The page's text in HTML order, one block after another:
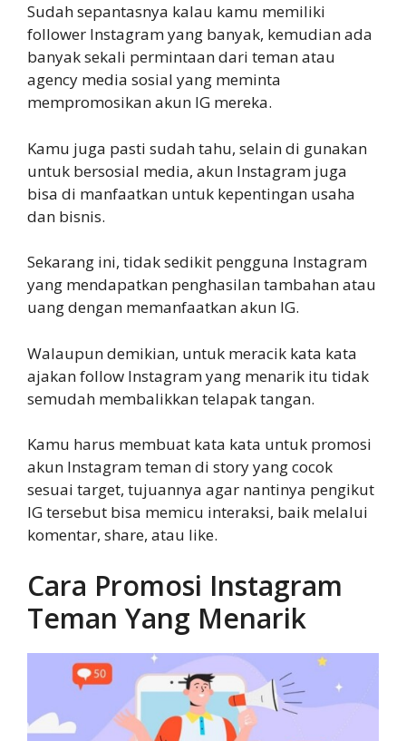
Sudah sepantasnya kalau kamu memiliki
follower Instagram yang banyak, kemudian ada
banyak sekali permintaan dari teman atau
agency media sosial yang meminta
mempromosikan akun IG mereka.
Kamu juga pasti sudah tahu, selain di gunakan
untuk bersosial media, akun Instagram juga
bisa di manfaatkan untuk kepentingan usaha
dan bisnis.
Sekarang ini, tidak sedikit pengguna Instagram
yang mendapatkan penghasilan tambahan atau
uang dengan memanfaatkan akun IG.
Walaupun demikian, untuk meracik kata kata
ajakan follow Instagram yang menarik itu tidak
semudah membalikkan telapak tangan.
Kamu harus membuat kata kata untuk promosi
akun Instagram teman di story yang cocok
sesuai target, tujuannya agar nantinya pengikut
IG tersebut bisa memicu interaksi, baik melalui
komentar, share, atau like.
Cara Promosi Instagram
Teman Yang Menarik